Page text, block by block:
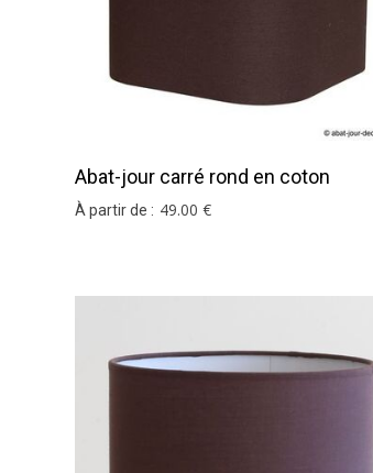
n'hésitez pas à contacter notre
Abat-jour carré rond en coton
chocolat
À partir de : 49.00 €